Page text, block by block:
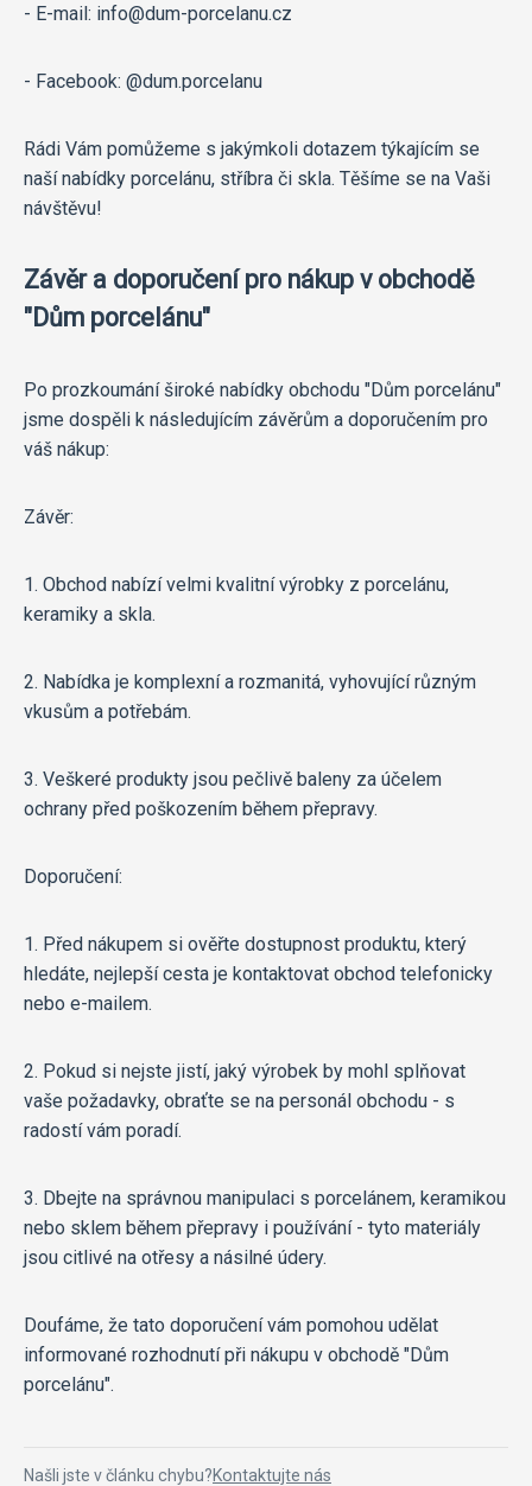
- E-mail: info@dum-porcelanu.cz
- Facebook: @dum.porcelanu
Rádi Vám pomůžeme s jakýmkoli dotazem týkajícím se
naší nabídky porcelánu, stříbra či skla. Těšíme se na Vaši
návštěvu!
Závěr a doporučení pro nákup v obchodě
"Dům porcelánu"
Po prozkoumání široké nabídky obchodu "Dům porcelánu"
jsme dospěli k následujícím závěrům a doporučením pro
váš nákup:
Závěr:
1. Obchod nabízí velmi kvalitní výrobky z porcelánu,
keramiky a skla.
2. Nabídka je komplexní a rozmanitá, vyhovující různým
vkusům a potřebám.
3. Veškeré produkty jsou pečlivě baleny za účelem
ochrany před poškozením během přepravy.
Doporučení:
1. Před nákupem si ověřte dostupnost produktu, který
hledáte, nejlepší cesta je kontaktovat obchod telefonicky
nebo e-mailem.
2. Pokud si nejste jistí, jaký výrobek by mohl splňovat
vaše požadavky, obraťte se na personál obchodu - s
radostí vám poradí.
3. Dbejte na správnou manipulaci s porcelánem, keramikou
nebo sklem během přepravy i používání - tyto materiály
jsou citlivé na otřesy a násilné údery.
Doufáme, že tato doporučení vám pomohou udělat
informované rozhodnutí při nákupu v obchodě "Dům
porcelánu".
Našli jste v článku chybu?Kontaktujte nás